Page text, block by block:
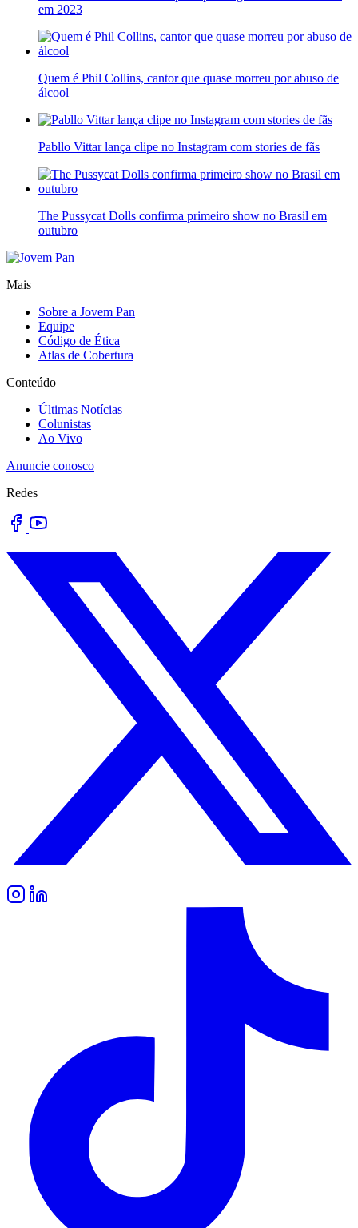
em 2023
Quem é Phil Collins, cantor que quase morreu por abuso de
álcool
Pabllo Vittar lança clipe no Instagram com stories de fãs
The Pussycat Dolls confirma primeiro show no Brasil em
outubro
Mais
Sobre a Jovem Pan
Equipe
Código de Ética
Atlas de Cobertura
Conteúdo
Últimas Notícias
Colunistas
Ao Vivo
Anuncie conosco
Redes